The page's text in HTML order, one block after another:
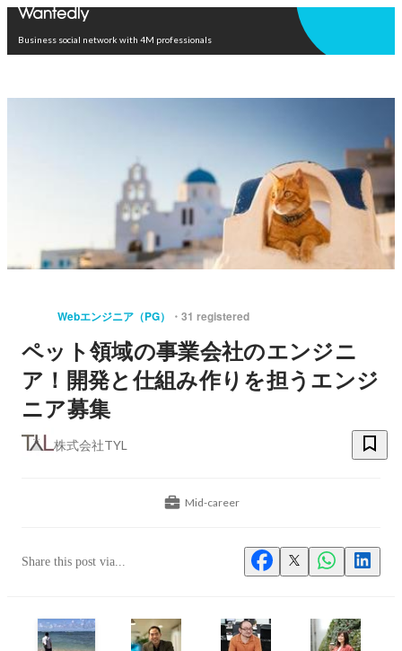
Business social network with 4M professionals
Webエンジニア（PG） 31 registered
ペット領域の事業会社のエンジニ
ア！開発と仕組み作りを担うエンジ
ニア募集
株式会社TYL
Mid-career
Share this post via...